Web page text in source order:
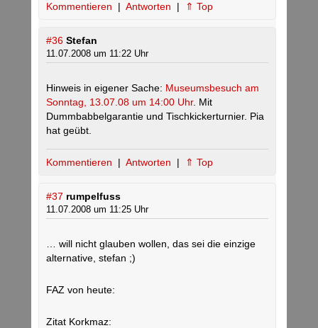
Kommentieren | Antworten | ⇑ Top
#36 Stefan
11.07.2008 um 11:22 Uhr
Hinweis in eigener Sache: Museumsbesuch am
Sonntag, 13.07.08 um 14:00 Uhr. Mit
Dummbabbelgarantie und Tischkickerturnier. Pia
hat geübt.
Kommentieren | Antworten | ⇑ Top
#37 rumpelfuss
11.07.2008 um 11:25 Uhr
… will nicht glauben wollen, das sei die einzige
alternative, stefan ;)
FAZ von heute:
Zitat Korkmaz: